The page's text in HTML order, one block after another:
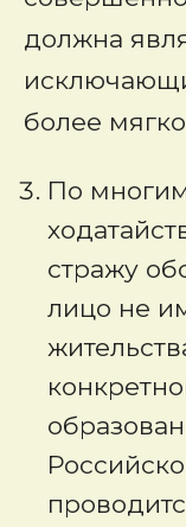
должна
более
По
стражу
лицо не